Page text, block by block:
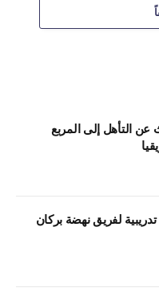
التأهل إلى المربع
لفريق نهضة بركان